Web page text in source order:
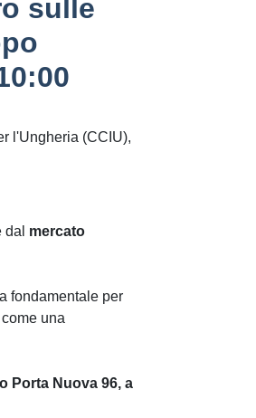
sulle
l'Ungheria (CCIU),
mercato
fondamentale per
una
Porta Nuova 96, a